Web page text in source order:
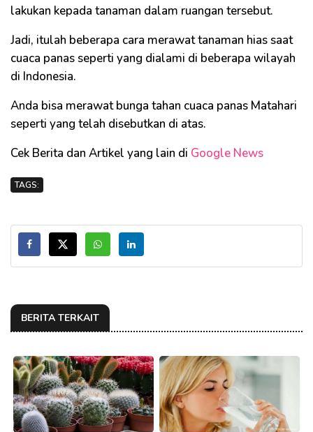
lakukan kepada tanaman dalam ruangan tersebut.
Jadi, itulah beberapa cara merawat tanaman hias saat
cuaca panas seperti yang dialami di beberapa wilayah
di Indonesia.
Anda bisa merawat bunga tahan cuaca panas Matahari
seperti yang telah disebutkan di atas.
Cek Berita dan Artikel yang lain di Google News
TAGS:
BERITA TERKAIT